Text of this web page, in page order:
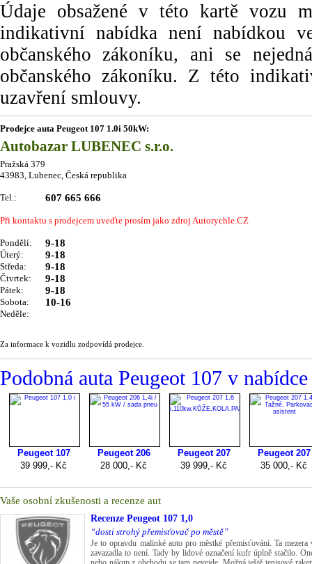
Údaje obsažené v této kartě vozu
indikativní nabídka není nabídkou
občanského zákoníku, ani se
občanského zákoníku. Z této
uzavření smlouvy.
Prodejce auta Peugeot 107 1.0i 50kW:
Autobazar LUBENEC s.r.o.
Pražská 379
43983, Lubenec, Česká republika
Tel.: 607 665 666
Při kontaktu s prodejcem uveďte prosím jako zdroj Autorychle.CZ
Pondělí: 9-18
Úterý: 9-18
Středa: 9-18
Čtvrtek: 9-18
Pátek: 9-18
Sobota: 10-16
Neděle:
Za informace k vozidlu zodpovídá prodejce.
Podobná auta Peugeot 107 v
Vaše osobní zkušenosti a recenze aut
Recenze Peugeot 107 1,0
“dosti strohý přemisťovač po městě”
Je to opravdu malinké auto pro městké přemisťování. Ta
zavazadla to není. Tady by lidové označení kufr úplně stačilo.